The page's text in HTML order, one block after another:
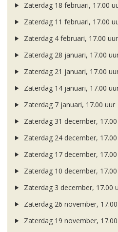
Zaterdag 18 februari, 17.00
Zaterdag 11 februari, 17.00
Zaterdag 4 februari, 17.00 uur
Zaterdag 28 januari, 17.00
Zaterdag 21 januari, 17.00
Zaterdag 14 januari, 17.00
Zaterdag 7 januari, 17.00 uur
Zaterdag 31 december,
Zaterdag 24 december,
Zaterdag 17 december,
Zaterdag 10 december,
Zaterdag 3 december, 17.00
Zaterdag 26 november,
Zaterdag 19 november,